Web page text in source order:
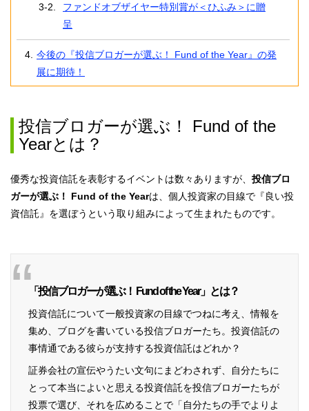
ファンドオブザイヤー特別賞が＜ひふみ＞に贈
呈
今後の『投信ブロガーが選ぶ！ Fund of the Year』の発
展に期待！
投信ブロガーが選ぶ！ Fund of the
Yearとは？
優秀な投資信託を表彰するイベントは数々ありますが、 投信ブロ
ガーが選ぶ！ Fund of the Yearは、個人投資家の目線で『良い投
資信託』を選ぼうという取り組みによって生まれたものです。
「投信ブロガーが選ぶ！ Fund of the Year」とは？
投資信託について一般投資家の目線でつねに考え、情報を
集め、ブログを書いている投信ブロガーたち。投資信託の
事情通である彼らが支持する投資信託はどれか？
証券会社の宣伝やうたい文句にまどわされず、自分たちに
とって本当によいと思える投資信託を投信ブロガーたちが
投票で選び、それを広めることで「自分たちの手でよりよ